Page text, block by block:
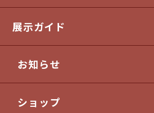
展示ガイド
お知らせ
ショップ